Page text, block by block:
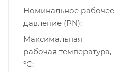
Номинальное рабочее
давление (PN)
Максимальная
рабочая температура,
°С